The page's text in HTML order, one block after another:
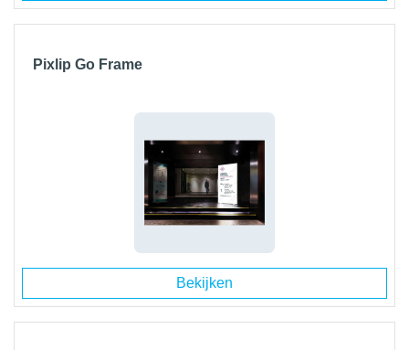
Pixlip Go Frame
Bekijken